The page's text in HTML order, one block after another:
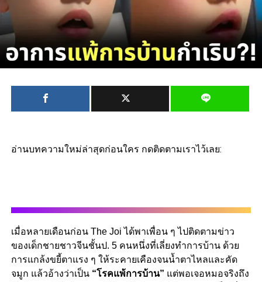
อ่านบทความใหม่ล่าสุดก่อนใคร กดติดตามเราไว้เลย:
เมื่อหลายเดือนก่อน The Joi ได้พาเพื่อน ๆ ไปติดตามข่าว
ของเด็กชายชาวจีนชั้นป. 5 คนหนึ่งที่เลี่ยงทำการบ้าน ด้วย
การแกล้งขยี้ตาแรง ๆ ให้ระคายเคืองจนน้ำตาไหลและคัด
จมูก แล้วอ้างว่าเป็น “โรคแพ้การบ้าน” แต่พอเจอหมอจริงถึง